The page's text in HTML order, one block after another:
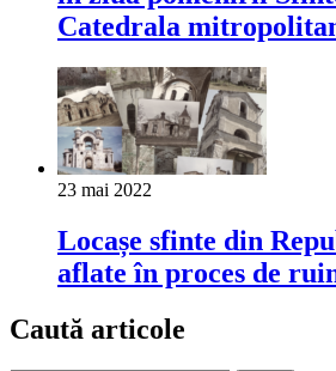
Catedrala
23 mai 2022
Locașe sfinte din
aflate în proces de
Caută articole